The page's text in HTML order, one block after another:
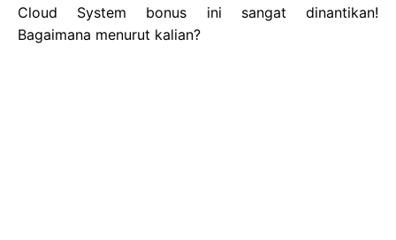
Cloud System bonus ini sangat dinantikan!
Bagaimana menurut kalian?